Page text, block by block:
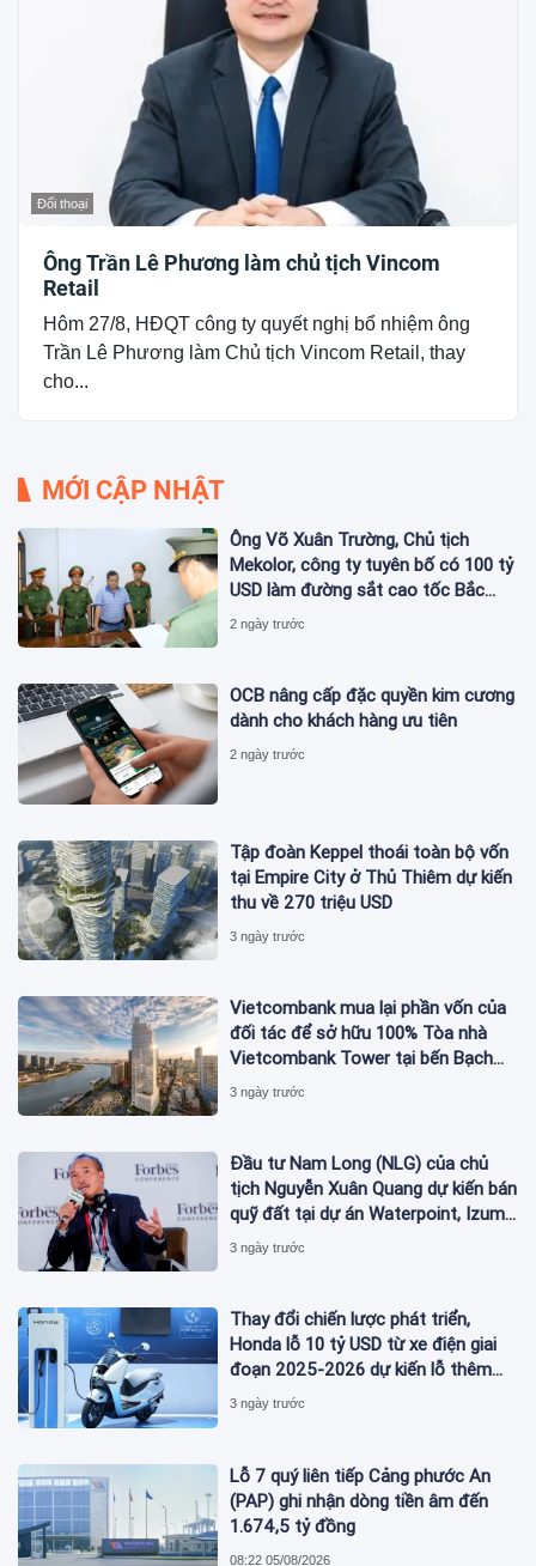
Đối thoại
Ông Trần Lê Phương làm chủ tịch Vincom
Retail
Hôm 27/8, HĐQT công ty quyết nghị bổ nhiệm ông
Trần Lê Phương làm Chủ tịch Vincom Retail, thay
cho...
MỚI CẬP NHẬT
Ông Võ Xuân Trường, Chủ tịch
Mekolor, công ty tuyên bố có 100 tỷ
USD làm đường sắt cao tốc Bắc
Nam bị bắt
2 ngày trước
OCB nâng cấp đặc quyền kim cương
dành cho khách hàng ưu tiên
2 ngày trước
Tập đoàn Keppel thoái toàn bộ vốn
tại Empire City ở Thủ Thiêm dự kiến
thu về 270 triệu USD
3 ngày trước
Vietcombank mua lại phần vốn của
đối tác để sở hữu 100% Tòa nhà
Vietcombank Tower tại bến Bạch
Đằng
3 ngày trước
Đầu tư Nam Long (NLG) của chủ
tịch Nguyễn Xuân Quang dự kiến bán
quỹ đất tại dự án Waterpoint, Izumi
City
3 ngày trước
Thay đổi chiến lược phát triển,
Honda lỗ 10 tỷ USD từ xe điện giai
đoạn 2025-2026 dự kiến lỗ thêm
3,3 tỷ USD giai đoạn 2026-2027
3 ngày trước
Lỗ 7 quý liên tiếp Cảng phước An
(PAP) ghi nhận dòng tiền âm đến
1.674,5 tỷ đồng
08:22 05/08/2026